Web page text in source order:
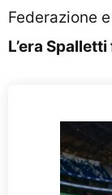
Federazione
L’era